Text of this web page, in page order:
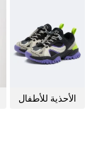
الأحذية للأطفال